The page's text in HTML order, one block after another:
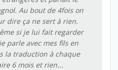
Au bout de 4fois on
dire ça ne sert à rien.
si je lui fait regarder
parle avec mes fils en
la traduction à chaque
6 mois et rien...